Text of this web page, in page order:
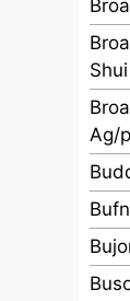
Shui
Ag/